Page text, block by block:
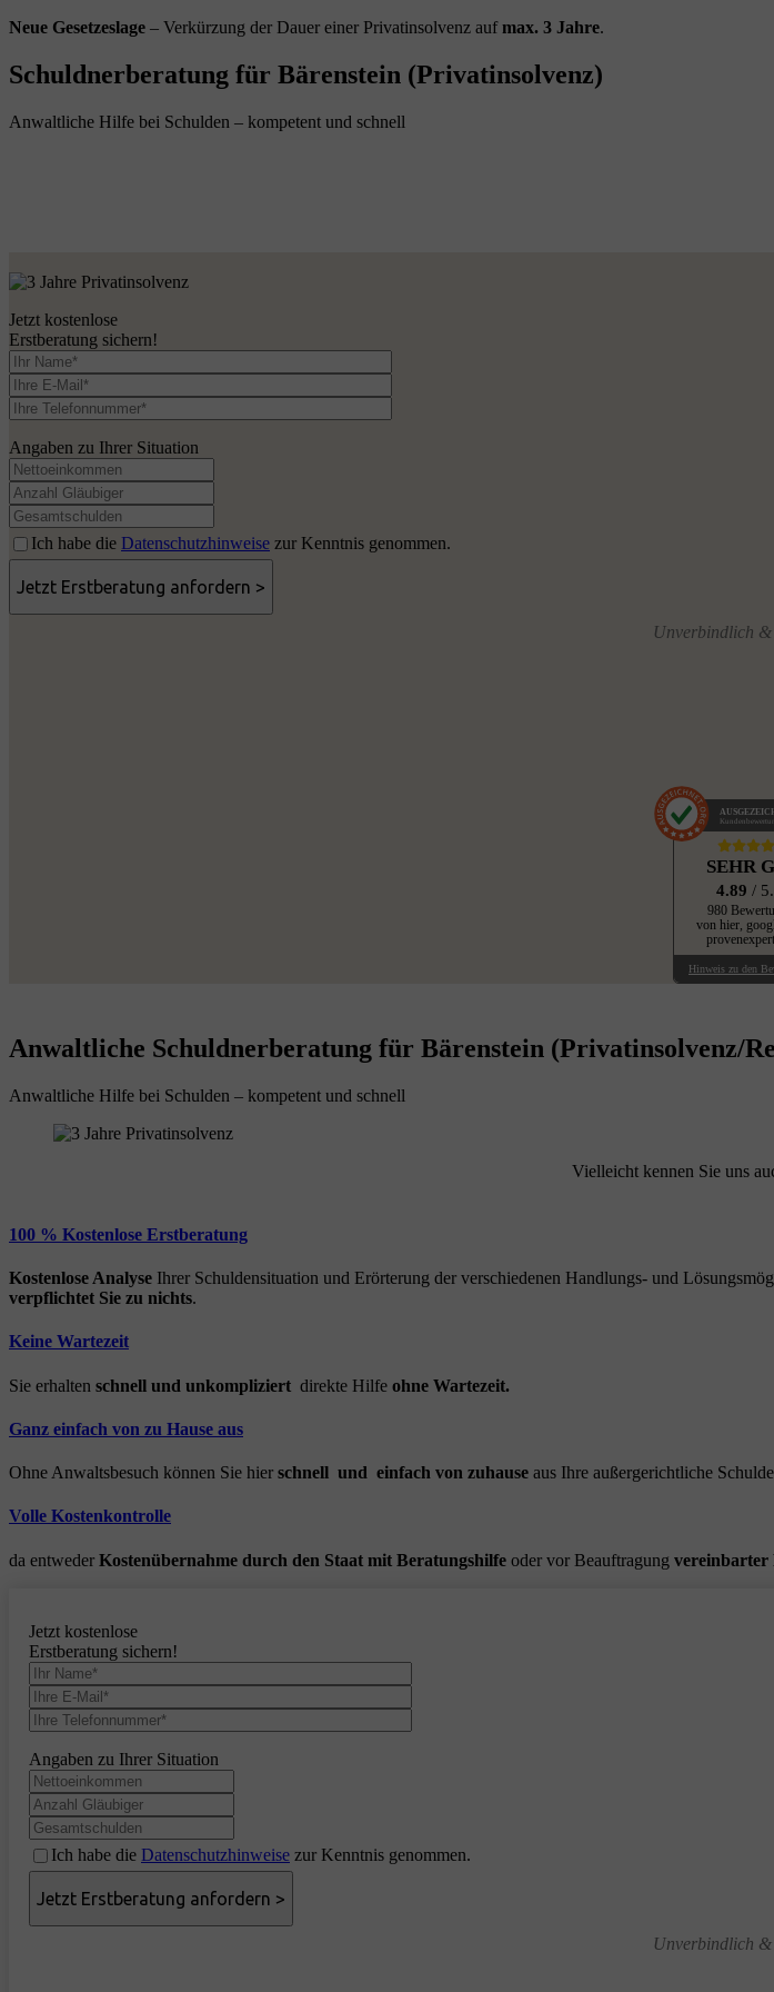
Neue Gesetzeslage – Verkürzung der Dauer einer Privatinsolvenz aufmax. 3 Jahre.
Schuldnerberatung für Bärenstein (Privatinsolvenz)
Anwaltliche Hilfe bei Schulden – kompetent und schnell
Jetzt kostenlose
Erstberatung sichern!
Angaben zu Ihrer Situation
Ich habe die Datenschutzhinweise zur Kenntnis genommen.
Unverbindlich &
SEHR
4.89 /
980
von hier,
Hinweis zu den
Anwaltliche Schuldnerberatung für Bärenstein (Privatinsolvenz/
Anwaltliche Hilfe bei Schulden – kompetent und schnell
Vielleicht kennen Sie uns
100 % Kostenlose Erstberatung
Kostenlose Analyse Ihrer Schuldensituation und Erörterung der verschiedenen Handlungs- und
verpflichtet Sie zu nichts.
Keine Wartezeit
Sie erhalten schnell und unkompliziert direkte Hilfe ohne Wartezeit.
Ganz einfach von zu Hause aus
Ohne Anwaltsbesuch können Sie hier schnell und einfach von zuhause aus Ihre außergerichtliche
Volle Kostenkontrolle
da entweder Kostenübernahme durch den Staat mit Beratungshilfe oder vor Beauftragung vereinbarter
Jetzt kostenlose
Erstberatung sichern!
Angaben zu Ihrer Situation
Ich habe die Datenschutzhinweise zur Kenntnis genommen.
Unverbindlich &